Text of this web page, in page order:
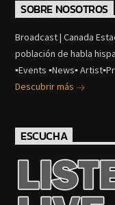
SOBRE NOSOTROS
Broadcast | Canada
población de habla
▪Events ▪News▪
Descubrir más
ESCUCHA